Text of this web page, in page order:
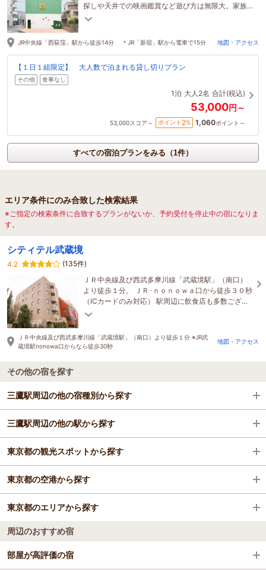
探しや天井での映画鑑賞など遊び方は無限大。家族
やグループで思い出に残る時間を満喫してください
JR中央線「西荻窪」駅から徒歩14分 ＊JR「新宿」駅から電車で15分 地図・アクセス
【１日１組限定】 大人数で泊まれる貸し切りプラン
その他 食事なし
1泊 大人2名 合計(税込)
53,000円～
53,000スコア～ ポイント 2% 1,060ポイント～
すべての宿泊プランをみる（1件）
エリア条件にのみ合致した検索結果
※ご指定の検索条件に合致するプランがないか、予約受付を停止中の宿になりま
す。
シティテル武蔵境
4.2
(135件)
ＪＲ中央線及び西武多摩川線「武蔵境駅」（南口）
より徒歩１分。 ＪＲ･ｎｏｎｏｗａ口から徒歩３０秒
（ICカードのみ対応） 駅周辺に飲食店も多数ござい
ます。
ＪＲ中央線及び西武多摩川線「武蔵境駅」（南口）より徒歩１分 ※JR武
蔵境駅nonowa口からなら徒歩30秒
地図・アクセス
その他の宿を探す
三鷹駅周辺の他の宿種別から探す
ビジネスホテル
格安ホテル
三鷹駅周辺の他の駅から探す
新宿駅
吉祥寺駅
国立競技場駅
高田馬場駅
東京都の観光スポットから探す
浅草寺
東京ドーム
上野動物園
東京都の空港から探す
羽田空港
大島空港
東京都のエリアから探す
お台場・汐留・新橋・品川
周辺のおすすめ宿
部屋が高評価の宿